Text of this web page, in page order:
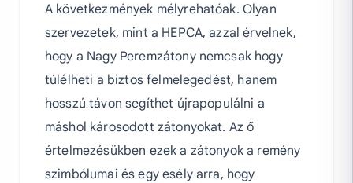
A következmények mélyrehatóak. Olyan
szervezetek, mint a HEPCA, azzal érvelnek,
hogy a Nagy Peremzátony nemcsak hogy
túlélheti a biztos felmelegedést, hanem
hosszú távon segíthet újrapopulálni a
máshol károsodott zátonyokat. Az ő
értelmezésükben ezek a zátonyok a remény
szimbólumai és egy esély arra, hogy